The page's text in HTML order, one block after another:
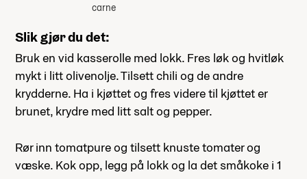
carne
Slik gjør du det:
Bruk en vid kasserolle med lokk. Fres løk og hvitløk
mykt i litt olivenolje. Tilsett chili og de andre
krydderne. Ha i kjøttet og fres videre til kjøttet er
brunet, krydre med litt salt og pepper.
Rør inn tomatpure og tilsett knuste tomater og
væske. Kok opp, legg på lokk og la det småkoke i 1